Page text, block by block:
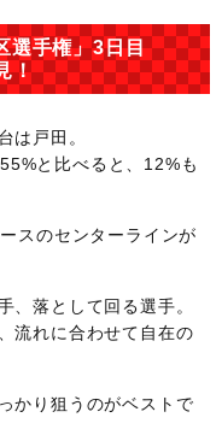
選手権」3日目
！
は戸田。
と比べると、12%も
スのセンターラインが
、落として回る選手。
流れに合わせて自在の
かり狙うのがベストで